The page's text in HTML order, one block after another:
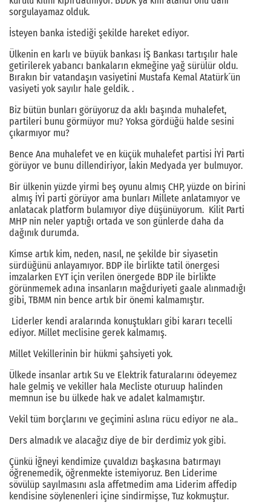
sorgulayamaz olduk.
İsteyen banka istediği şekilde hareket ediyor.
Ülkenin en karlı ve büyük bankası İŞ Bankası tartışılır hale
getirilerek yabancı bankaların ekmeğine yağ sürülür oldu.
Bırakın bir vatandaşın vasiyetini Mustafa Kemal Atatürk´ün
vasiyeti yok sayılır hale geldik. .
Biz bütün bunları görüyoruz da aklı başında muhalefet,
partileri bunu görmüyor mu? Yoksa gördüğü halde sesini
çıkarmıyor mu?
Bence Ana muhalefet ve en küçük muhalefet partisi İYİ Parti
görüyor ve bunu dillendiriyor, lakin Medyada yer bulmuyor.
Bir ülkenin yüzde yirmi beş oyunu almış CHP, yüzde on birini
almış İYİ parti görüyor ama bunları Millete anlatamıyor ve
anlatacak platform bulamıyor diye düşünüyorum. Kilit Parti
MHP nin neler yaptığı ortada ve son günlerde daha da
dağınık durumda.
Kimse artık kim, neden, nasıl, ne şekilde bir siyasetin
sürdüğünü anlayamıyor. BDP ile birlikte tatil önergesi
imzalarken EYT için verilen önergede BDP ile birlikte
görünmemek adına insanların mağduriyeti gaale alınmadığı
gibi, TBMM nin bence artık bir önemi kalmamıştır.
Liderler kendi aralarında konuştukları gibi kararı tecelli
ediyor. Millet meclisine gerek kalmamış.
Millet Vekillerinin bir hükmi şahsiyeti yok.
Ülkede insanlar artık Su ve Elektrik faturalarını ödeyemez
hale gelmiş ve vekiller hala Mecliste oturuup halinden
memnun ise bu ülkede hak ve adalet kalmamıştır.
Vekil tüm borçlarını ve geçimini aslına rücu ediyor ne ala..
Ders almadık ve alacağız diye de bir derdimiz yok gibi.
Çünkü İğneyi kendimize çuvaldızı başkasına batırmayı
öğrenemedik, öğrenmekte istemiyoruz. Ben Liderime
sövülüp sayılmasını asla affetmedim ama Liderim affedip
kendisine söylenenleri içine sindirmişse, Tuz kokmuştur.